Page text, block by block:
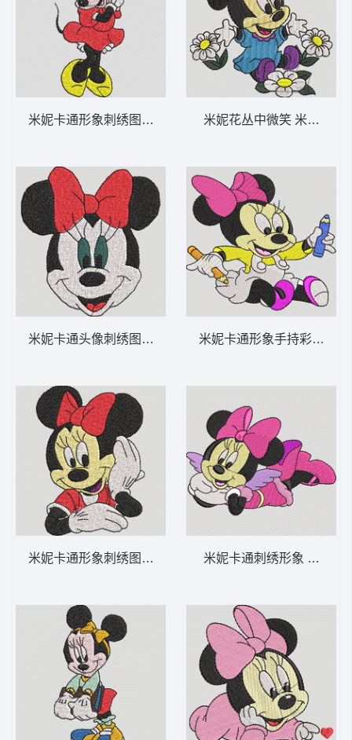
米妮卡通形象刺绣图案 米妮 39-DST格式
米妮卡通头像刺绣图案 米妮 38-DST格式
米妮卡通形象刺绣图案 米妮 37-DST格式
米妮花丛中微笑 米妮 25-
米妮卡通形象手持彩色铅
米妮卡通刺绣形象 米妮